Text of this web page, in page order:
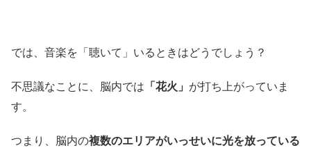
では、音楽を「聴いて」いるときはどうでしょう？
不思議なことに、脳内では 「花火」 が打ち上がっていま
す。
つまり、脳内の複数のエリアがいっせいに光を放っている